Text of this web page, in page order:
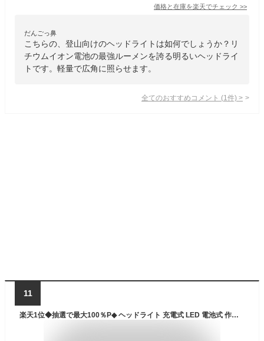
価格と在庫を楽天でチェック >>
だんごっ鼻
こちらの、登山向けのヘッドライトは如何でしょうか？リ
チウムイオン電池の最強ルーメンを誇る明るいヘッドライ
トです。軽量で広角に照らせます。
全てのおすすめコメント (1 件) >
11
楽天1位◆抽選で最大100％P◆ ヘッドライト 充電式 LED 電池式 作業用 軽量 エナジャイザー 登山 ランプ 5200ルーメン 高輝度 usb 長時間点灯 小型 夜間 明るい センサー点灯 コンパクト 付属 防水 防塵 防災 停電 アウトドア キャンプ ランニング 釣り サイクリング ライト